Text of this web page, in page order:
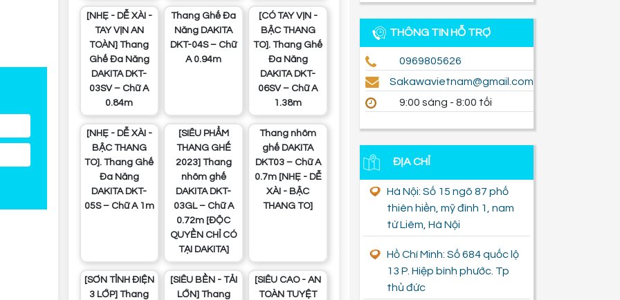
[NHẸ - DỄ XÀI -
TAY VỊN AN
TOÀN] Thang
Ghế Đa Năng
DAKITA DKT-
03SV – Chữ A
0.84m
Thang Ghế Đa
Năng DAKITA
DKT-04S – Chữ
A 0.94m
[CÓ TAY VỊN -
BẬC THANG
TO]. Thang Ghế
Đa Năng
DAKITA DKT-
06SV – Chữ A
1.38m
[NHẸ - DỄ XÀI -
BẬC THANG
TO]. Thang Ghế
Đa Năng
DAKITA DKT-
05S – Chữ A 1m
[SIÊU PHẨM
THANG GHẾ
2023] Thang
nhôm ghế
DAKITA DKT-
03GL – Chữ A
0.72m [ĐỘC
QUYỀN CHỈ CÓ
TẠI DAKITA]
Thang nhôm
ghế DAKITA
DKT03 – Chữ A
0.7m [NHẸ - DỄ
XÀI - BẬC
THANG TO]
[SƠN TỈNH ĐIỆN
3 LỚP] Thang
[SIÊU BỀN - TẢI
LỚN] Thang
[SIÊU CAO - AN
TOÀN TUYỆT
THÔNG TIN HỖ TRỢ
0969805626
sakawavietnam@gmail.com
9:00 sáng - 8:00 tối
ĐỊA CHỈ
Hà Nội: Số 15 ngõ 87 phố
thiên hiền, mỹ đình 1, nam
từ Liêm, Hà Nội
Hồ Chí Minh: Số 684 quốc lộ
13 P. Hiệp bình phước. Tp
thủ đức